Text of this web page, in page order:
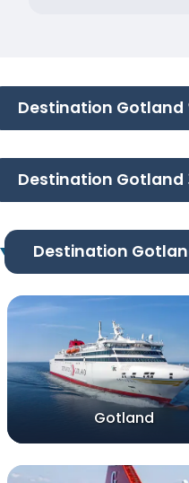
Destination Gotland
Destination Gotland
Destination
Gotland